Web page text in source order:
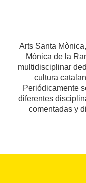
Arts Santa
Mónica de la
multidisciplinar
cultura
Periódicamente
diferentes
comentadas y